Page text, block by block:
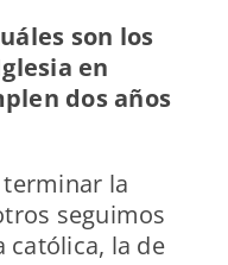
son los
en
dos años
terminar la
seguimos
católica, la de